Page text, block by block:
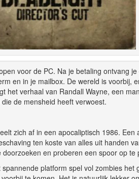
voor de PC. Na je betaling ontvang
en in je mailbox. De wereld is voorbij,
het verhaal van Randall Wayne, een
de mensheid heeft verwoest.
zich af in een apocaliptisch 1986.
ten koste van alles uit handen
en proberen een spoor op te
platform spel vol zombies